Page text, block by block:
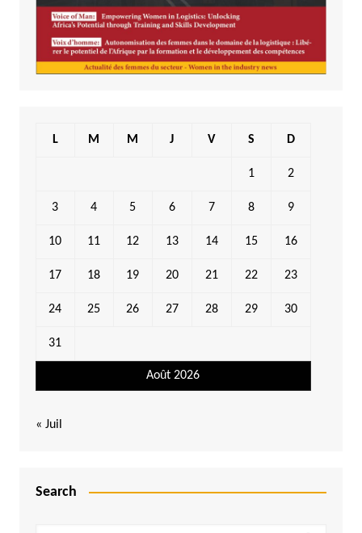
Août 2026
L M M J V S D
1 2
3 4 5 6 7 8 9
10 11 12 13 14 15 16
17 18 19 20 21 22 23
24 25 26 27 28 29 30
31
« Juil
Search